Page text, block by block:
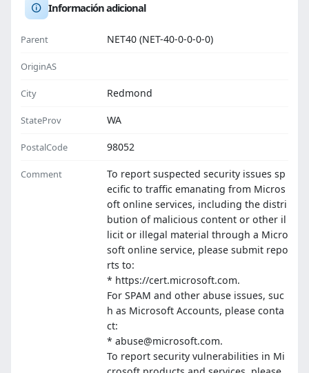
Información adicional
Parent NET40 (NET-40-0-0-0-0)
OriginAS
City Redmond
StateProv WA
PostalCode 98052
Comment
To report suspected security issues sp
ecific to traffic emanating from Micros
oft online services, including the distri
bution of malicious content or other il
licit or illegal material through a Micro
soft online service, please submit repo
rts to:
* https://cert.microsoft.com.
For SPAM and other abuse issues, suc
h as Microsoft Accounts, please conta
ct:
* abuse@microsoft.com.
To report security vulnerabilities in Mi